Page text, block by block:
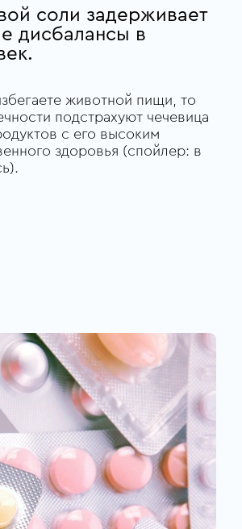
соли задерживает
дисбалансы в
животной пищи, то
подстрахуют чечевица
с его высоким
здоровья (спойлер: в